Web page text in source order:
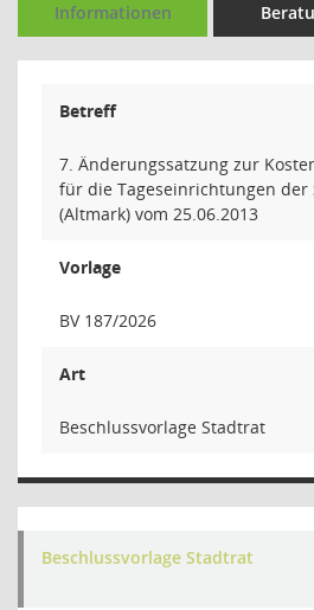
Informationen
Betreff
7. Änderungssatzung zur
für die Tageseinrichtungen der
(Altmark) vom 25.06.2013
Vorlage
BV 187/2026
Art
Beschlussvorlage Stadtrat
Beschlussvorlage Stadtrat